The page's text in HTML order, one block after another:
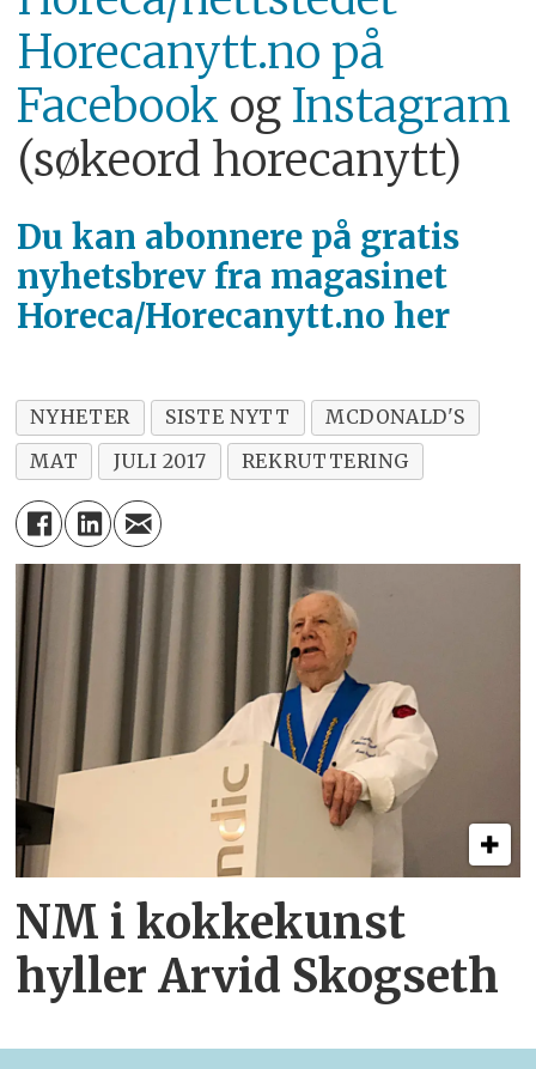
Horecanytt.no på
Facebook og Instagram
(søkeord horecanytt)
Du kan abonnere på gratis
nyhetsbrev fra magasinet
Horeca/Horecanytt.no her
NYHETER SISTE NYTT
MCDONALD'S
MAT
JULI 2017 REKRUTTERING
NM i kokkekunst
hyller Arvid Skogseth